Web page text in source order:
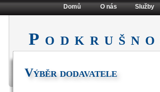
Výběr dodavatele
Domů O nás Služby